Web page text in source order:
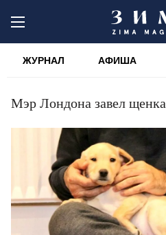
ЖУРНАЛ АФИША
Мэр Лондона завел щенка